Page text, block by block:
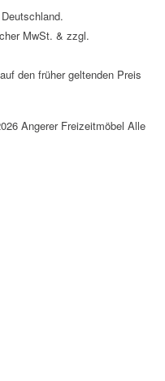
MwSt. & zzgl.
den früher geltenden Preis
Angerer Freizeitmöbel Alle